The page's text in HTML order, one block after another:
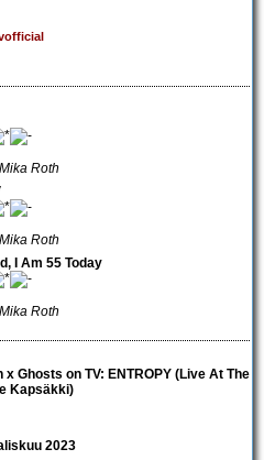
Roth
Roth
I Am 55 Today
Roth
x Ghosts on TV: ENTROPY (Live At The
Kapsäkki)
2023